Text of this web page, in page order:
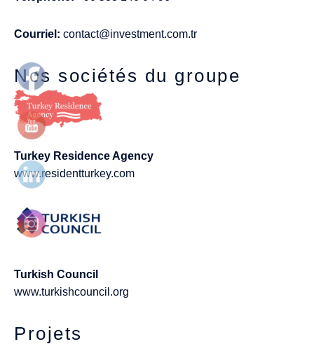
Courriel: contact@investment.com.tr
Nos sociétés du groupe
Turkey Residence Agency
www.residentturkey.com
Turkish Council
www.turkishcouncil.org
Projets